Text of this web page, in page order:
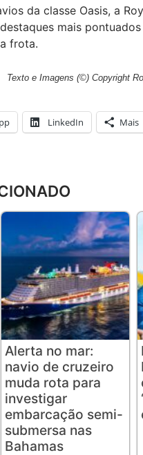
da classe Oasis, a
mais
frota.
Texto e Imagens (©) Copyright
LinkedIn Mais
Alerta no mar:
navio de cruzeiro
muda rota para
investigar
embarcação semi-
submersa nas
Bahamas